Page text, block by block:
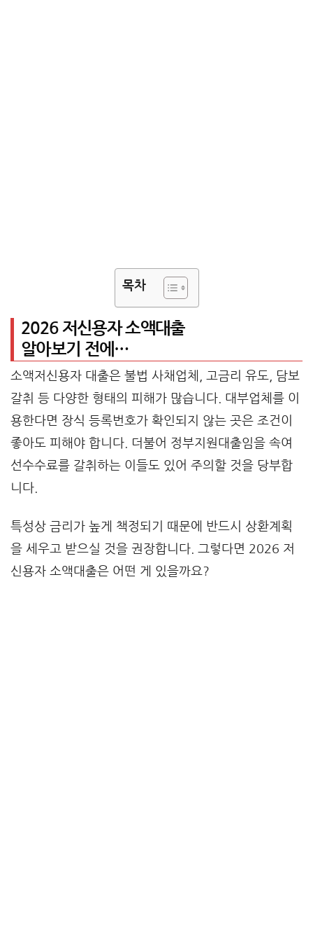
목차
2026 저신용자 소액대출
알아보기 전에…
소액저신용자 대출은 불법 사채업체, 고금리 유도, 담보
갈취 등 다양한 형태의 피해가 많습니다. 대부업체를 이
용한다면 장식 등록번호가 확인되지 않는 곳은 조건이
좋아도 피해야 합니다. 더불어 정부지원대출임을 속여
선수수료를 갈취하는 이들도 있어 주의할 것을 당부합
니다.
특성상 금리가 높게 책정되기 때문에 반드시 상환계획
을 세우고 받으실 것을 권장합니다. 그렇다면 2026 저
신용자 소액대출은 어떤 게 있을까요?